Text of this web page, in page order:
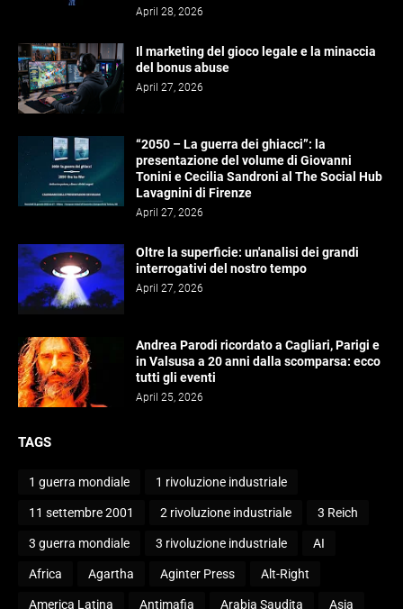
April 28, 2026
Il marketing del gioco legale e la minaccia
del bonus abuse
April 27, 2026
“2050 – La guerra dei ghiacci”: la
presentazione del volume di Giovanni
Tonini e Cecilia Sandroni al The Social Hub
Lavagnini di Firenze
April 27, 2026
Oltre la superficie: un'analisi dei grandi
interrogativi del nostro tempo
April 27, 2026
Andrea Parodi ricordato a Cagliari, Parigi e
in Valsusa a 20 anni dalla scomparsa: ecco
tutti gli eventi
April 25, 2026
TAGS
1 guerra mondiale 1 rivoluzione industriale
11 settembre 2001 2 rivoluzione industriale 3 Reich
3 guerra mondiale 3 rivoluzione industriale AI
Africa Agartha Aginter Press Alt-Right
America Latina Antimafia Arabia Saudita Asia